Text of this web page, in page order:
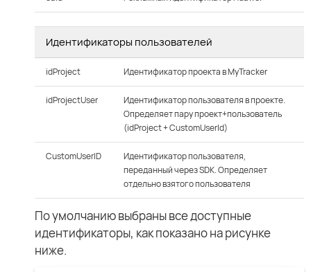
Идентификаторы пользователей
idProject Идентификатор проекта в MyTracker
idProjectUser
Идентификатор пользователя в проекте.
Определяет пару проект+пользователь
(idProject + CustomUserId)
CustomUserID
Идентификатор пользователя,
переданный через SDK. Определяет
отдельно взятого пользователя
По умолчанию выбраны все доступные
идентификаторы, как показано на рисунке
ниже.